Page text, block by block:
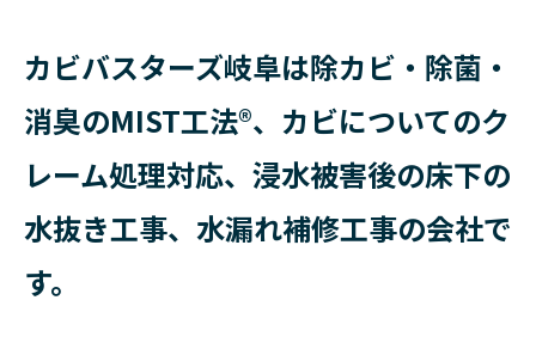
カビバスターズ岐阜は除カビ・除菌・
消臭のMIST工法®、カビについてのク
レーム処理対応、浸水被害後の床下の
水抜き工事、水漏れ補修工事の会社で
す。